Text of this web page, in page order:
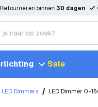
Retourneren binnen 30 dagen
Sale
LED Dimmers LED Dimmer 0-